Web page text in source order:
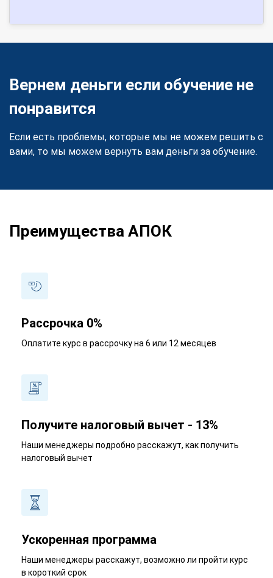
Вернем деньги если обучение не
понравится
Если есть проблемы, которые мы не можем решить с
вами, то мы можем вернуть вам деньги за обучение.
Преимущества АПОК
Рассрочка 0%
Оплатите курс в рассрочку на 6 или 12 месяцев
Получите налоговый вычет - 13%
Наши менеджеры подробно расскажут, как получить
налоговый вычет
Ускоренная программа
Наши менеджеры расскажут, возможно ли пройти курс
в короткий срок